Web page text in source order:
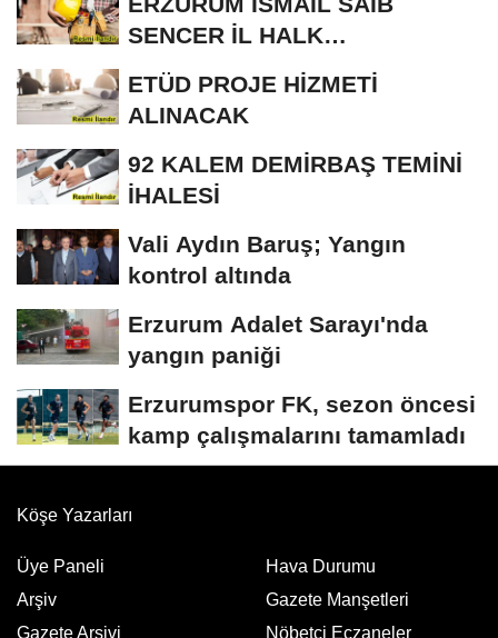
SENCER İL HALK
KÜTÜPHANESİ BAKIM VE
ONARIM...
ETÜD PROJE HİZMETİ
ALINACAK
92 KALEM DEMİRBAŞ TEMİNİ
İHALESİ
Vali Aydın Baruş; Yangın
kontrol altında
Erzurum Adalet Sarayı'nda
yangın paniği
Erzurumspor FK, sezon öncesi
kamp çalışmalarını tamamladı
Köşe Yazarları
Üye Paneli
Arşiv
Gazete Arşivi
Hava Durumu
Gazete Manşetleri
Nöbetci Eczaneler